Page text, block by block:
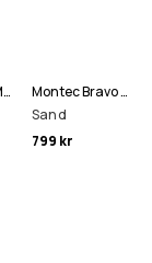
Montec Echo Mössa
Montec Bravo W Fleecetröja Kvinna
Sand
799 kr